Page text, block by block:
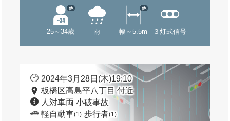
25～34歳
他
雨 幅～5.5m
他
３灯式信号
2024年3月28日(木)19:10
板橋区高島平八丁目 付近
人対車両 小破事故
軽自動車(1) 歩行者(1)